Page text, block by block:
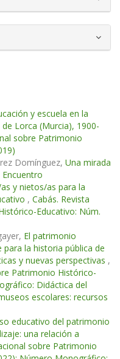
y escuela en la
Lorca (Murcia), 1900-
sobre Patrimonio
Domínguez, Una mirada
y nietos/as para la
, Cabás. Revista
Educativo: Núm.
El patrimonio
la historia pública de
y nuevas perspectivas ,
Patrimonio Histórico-
Didáctica del
escolares: recursos
educativo del patrimonio
una relación a
sobre Patrimonio